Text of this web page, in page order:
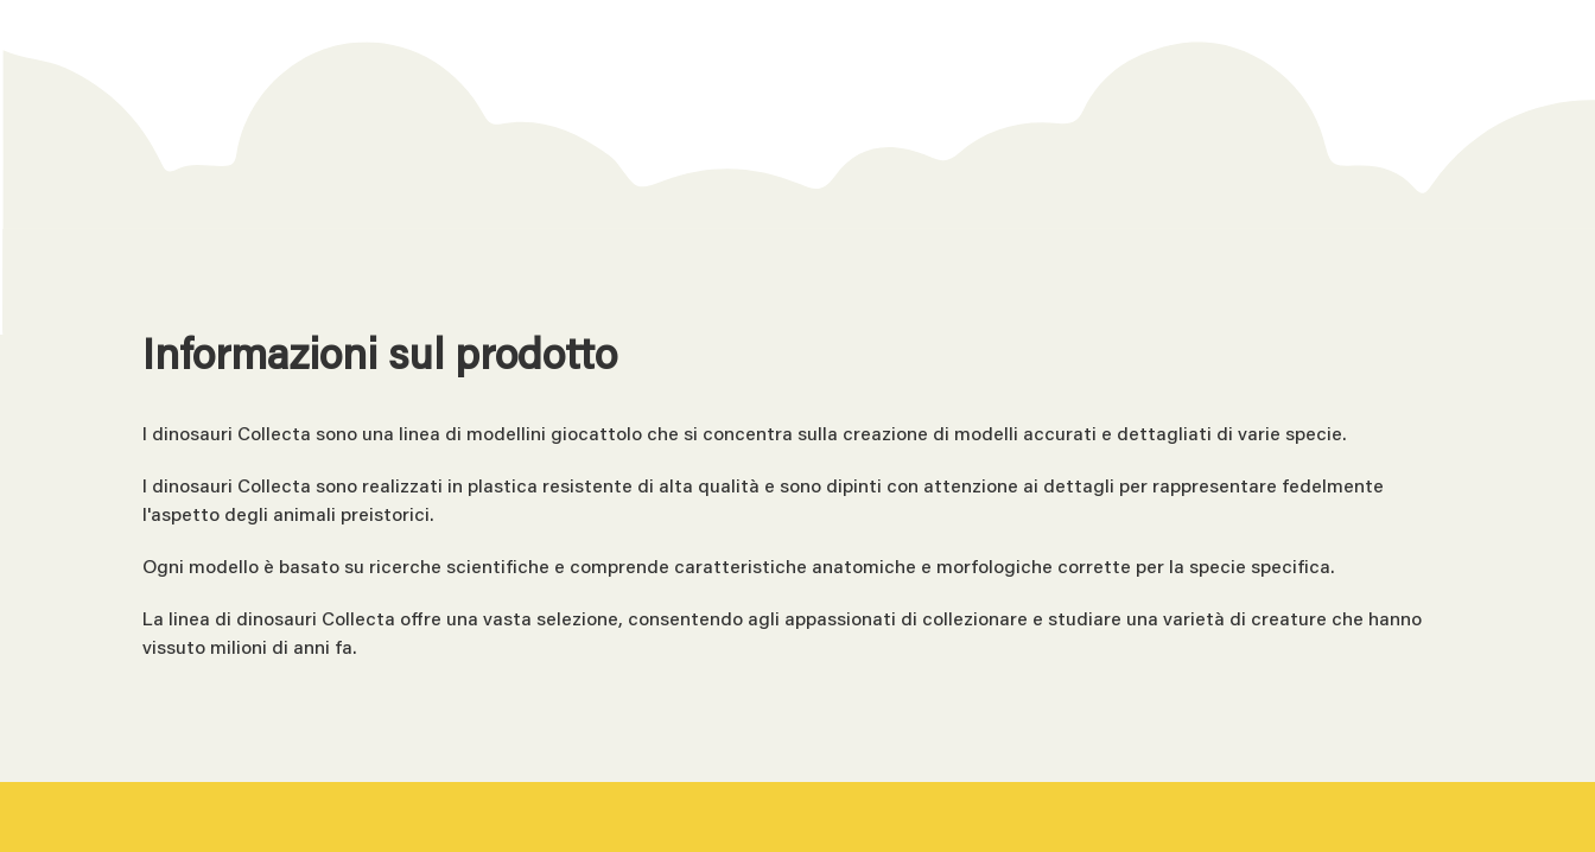
Informazioni sul prodotto
I dinosauri Collecta sono una linea di modellini giocattolo che si concentra sulla creazione di modelli accurati e dettagliati di varie specie.
I dinosauri Collecta sono realizzati in plastica resistente di alta qualità e sono dipinti con attenzione ai dettagli per rappresentare fedelmente
l'aspetto degli animali preistorici.
Ogni modello è basato su ricerche scientifiche e comprende caratteristiche anatomiche e morfologiche corrette per la specie specifica.
La linea di dinosauri Collecta offre una vasta selezione, consentendo agli appassionati di collezionare e studiare una varietà di creature che hanno
vissuto milioni di anni fa.